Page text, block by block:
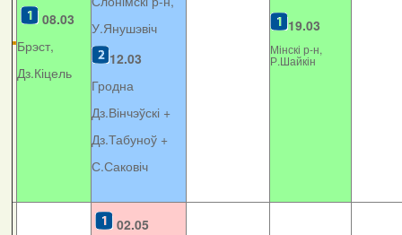
08.03
Брэст,
Дз.Кіцель
У.Янушэвіч
12.03
Гродна
Дз.Вінчэўскі +
Дз.Табуноў +
С.Саковіч
19.03
Мінскі р-н,
Р.Шайкін
02.05